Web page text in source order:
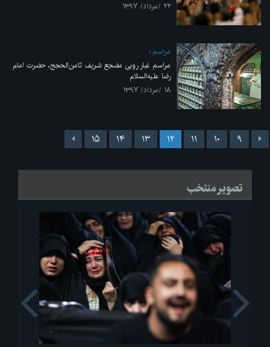
۲۲ /مرداد/ ۱۳۹۷
مراسم
مراسم غبار روبی مضجع شریف ثامن‌الحجج، حضرت امام
رضا علیه‌السلام
۱۸ /مرداد/ ۱۳۹۷
۹ ۱۰ ۱۱ ۱۲ ۱۳ ۱۴ ۱۵
تصویر منتخب
Next